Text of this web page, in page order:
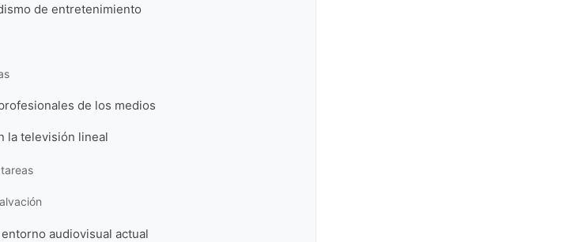
de entretenimiento
de los medios
la televisión lineal
audiovisual actual